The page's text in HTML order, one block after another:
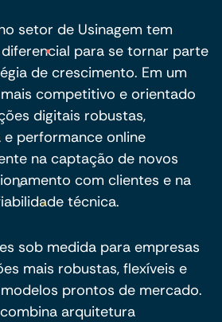
setor de Usinagem tem
para se tornar parte
de crescimento. Em um
competitivo e orientado
digitais robustas,
performance online
na captação de novos
com clientes e na
técnica.
sob medida para empresas
mais robustas, flexíveis e
prontos de mercado.
arquitetura